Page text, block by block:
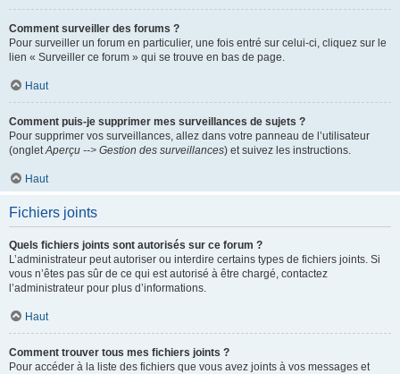
Comment surveiller des forums ?
Pour surveiller un forum en particulier, une fois entré sur celui-ci, cliquez sur le
lien « Surveiller ce forum » qui se trouve en bas de page.
Haut
Comment puis-je supprimer mes surveillances de sujets ?
Pour supprimer vos surveillances, allez dans votre panneau de l’utilisateur
(ongletAperçu --> Gestion des surveillances) et suivez les instructions.
Haut
Fichiers joints
Quels fichiers joints sont autorisés sur ce forum ?
L’administrateur peut autoriser ou interdire certains types de fichiers joints. Si
vous n’êtes pas sûr de ce qui est autorisé à être chargé, contactez
l’administrateur pour plus d’informations.
Haut
Comment trouver tous mes fichiers joints ?
Pour accéder à la liste des fichiers que vous avez joints à vos messages et